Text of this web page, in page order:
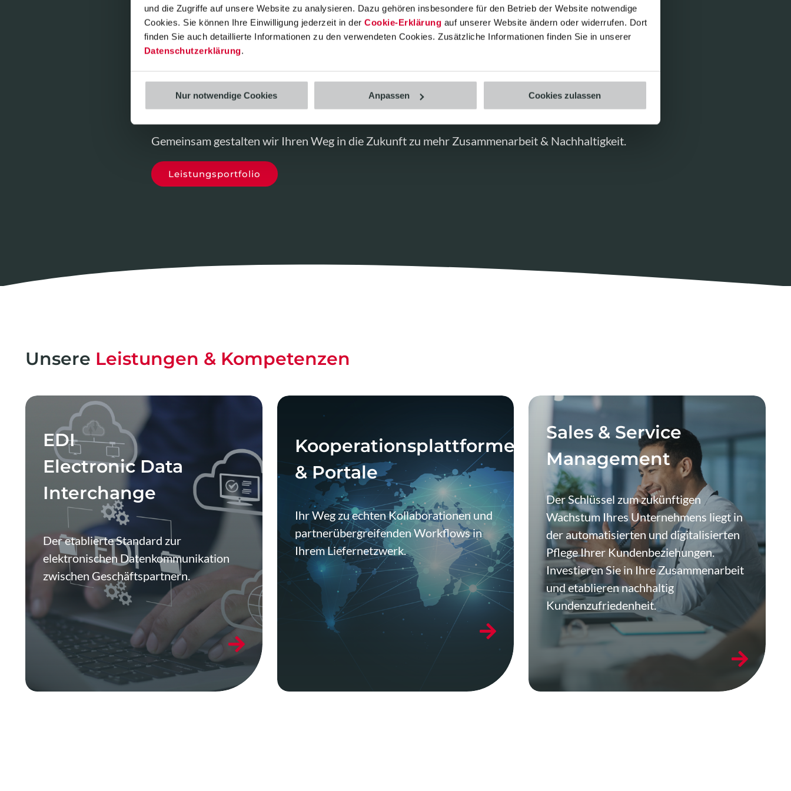
und die Zugriffe auf unsere Website zu analysieren. Dazu gehören insbesondere für den Betrieb der Website notwendige
Cookies. Sie können Ihre Einwilligung jederzeit in der Cookie-Erklärung auf unserer Website ändern oder widerrufen. Dort
finden Sie auch detaillierte Informationen zu den verwendeten Cookies. Zusätzliche Informationen finden Sie in unserer
Datenschutzerklärung.
Nur notwendige Cookies Anpassen Cookies zulassen
Automatisierung der Prozesse & Kommunikation mit Ihren Partnern. Bei all unseren
Anstrengungen versuchen wir stets gemeinsam mit Ihnen nachhaltige Lösungen zu generieren,
denn Nachhaltigkeit ist fester Bestandteil der DNA der CAS AG.
Mit unseren Softwarelösungen im Themenkomplex Nachhaltigkeit bieten wir Ihnen darüber
hinaus volle Transparenz über Ihren Nachhaltigkeitsstatus, helfen Ihnen bei der Erfüllung
gesetzlicher Regulatorik und zeigen Ihnen dezidiert Optimierungspotentiale auf.
Gemeinsam gestalten wir Ihren Weg in die Zukunft zu mehr Zusammenarbeit & Nachhaltigkeit.
Leistungsportfolio
Unsere Leistungen & Kompetenzen
EDI
Electronic Data
Interchange
Der etablierte Standard zur
elektronischen Datenkommunikation
zwischen Geschäftspartnern.
Kooperationsplattformen
& Portale
Ihr Weg zu echten Kollaborationen und
partnerübergreifenden Workflows in
Ihrem Liefernetzwerk.
Sales & Service
Management
Der Schlüssel zum zukünftigen
Wachstum Ihres Unternehmens liegt in
der automatisierten und digitalisierten
Pflege Ihrer Kundenbeziehungen.
Investieren Sie in Ihre Zusammenarbeit
und etablieren nachhaltig
Kundenzufriedenheit.